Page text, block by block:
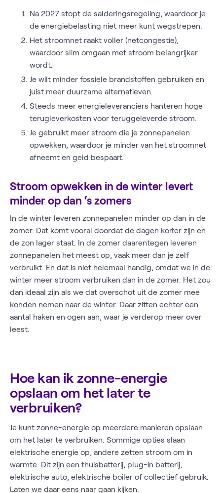
Na 2027 stopt de salderingsregeling, waardoor je
de energiebelasting niet meer kunt wegstrepen.
Het stroomnet raakt voller (netcongestie),
waardoor slim omgaan met stroom belangrijker
wordt.
Je wilt minder fossiele brandstoffen gebruiken en
juist meer duurzame alternatieven.
Steeds meer energieleveranciers hanteren hoge
terugleverkosten voor teruggeleverde stroom.
Je gebruikt meer stroom die je zonnepanelen
opwekken, waardoor je minder van het stroomnet
afneemt en geld bespaart.
Stroom opwekken in de winter levert
minder op dan ‘s zomers
In de winter leveren zonnepanelen minder op dan in de
zomer. Dat komt vooral doordat de dagen korter zijn en
de zon lager staat. In de zomer daarentegen leveren
zonnepanelen het meest op, vaak meer dan je zelf
verbruikt. En dat is niet helemaal handig, omdat we in de
winter meer stroom verbruiken dan in de zomer. Het zou
dan ideaal zijn als we dat overschot uit de zomer mee
konden nemen naar de winter. Daar zitten echter een
aantal haken en ogen aan, waar je verderop meer over
leest.
Hoe kan ik zonne-energie
opslaan om het later te
verbruiken?
Je kunt zonne-energie op meerdere manieren opslaan
om het later te verbruiken. Sommige opties slaan
elektrische energie op, andere zetten stroom om in
warmte. Dit zijn een thuisbatterij, plug-in batterij,
elektrische auto, elektrische boiler of collectief gebruik.
Laten we daar eens naar gaan kijken.